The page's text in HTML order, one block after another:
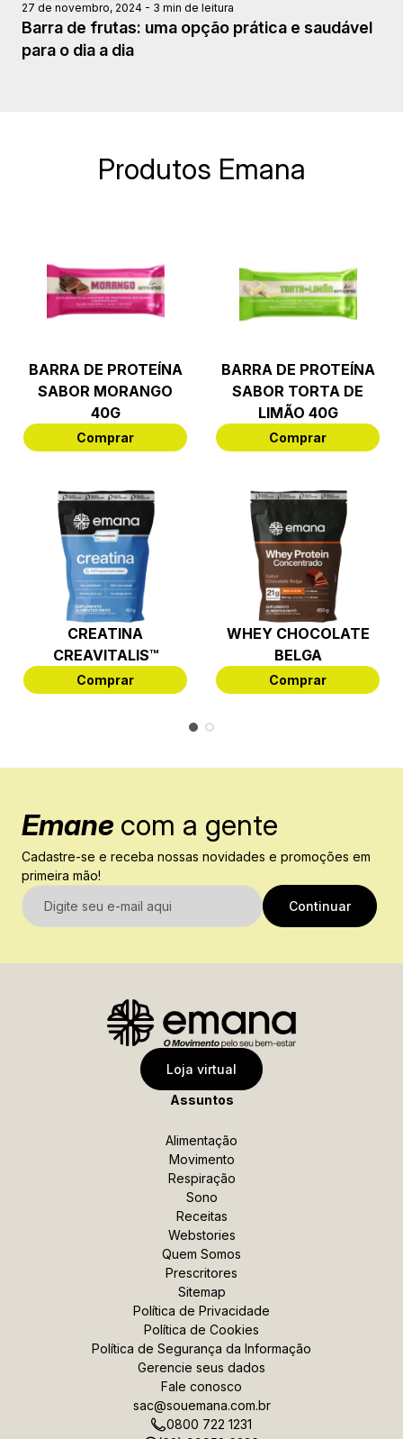
27 de novembro, 2024 - 3 min de leitura
Barra de frutas: uma opção prática e saudável
para o dia a dia
Produtos Emana
BARRA DE PROTEÍNA
SABOR MORANGO
40G
Comprar
BARRA DE PROTEÍNA
SABOR TORTA DE
LIMÃO 40G
Comprar
CREATINA
CREAVITALIS™
Comprar
WHEY CHOCOLATE
BELGA
Comprar
Emane com a gente
Cadastre-se e receba nossas novidades e promoções em
primeira mão!
E-mail
Continuar
Data de Nascimento
*Ao enviar esse formulário, você confirma ter 18 anos
*Estou de acordo com a coleta e uso dos dados
fornecidos para as finalidades aqui descritas
Assinar a newsletter
Assuntos
Alimentação
Movimento
Respiração
Sono
Receitas
Webstories
Quem Somos
Prescritores
Sitemap
Política de Privacidade
Política de Cookies
Política de Segurança da Informação
Gerencie seus dados
Fale conosco
sac@souemana.com.br
0800 722 1231
Loja virtual